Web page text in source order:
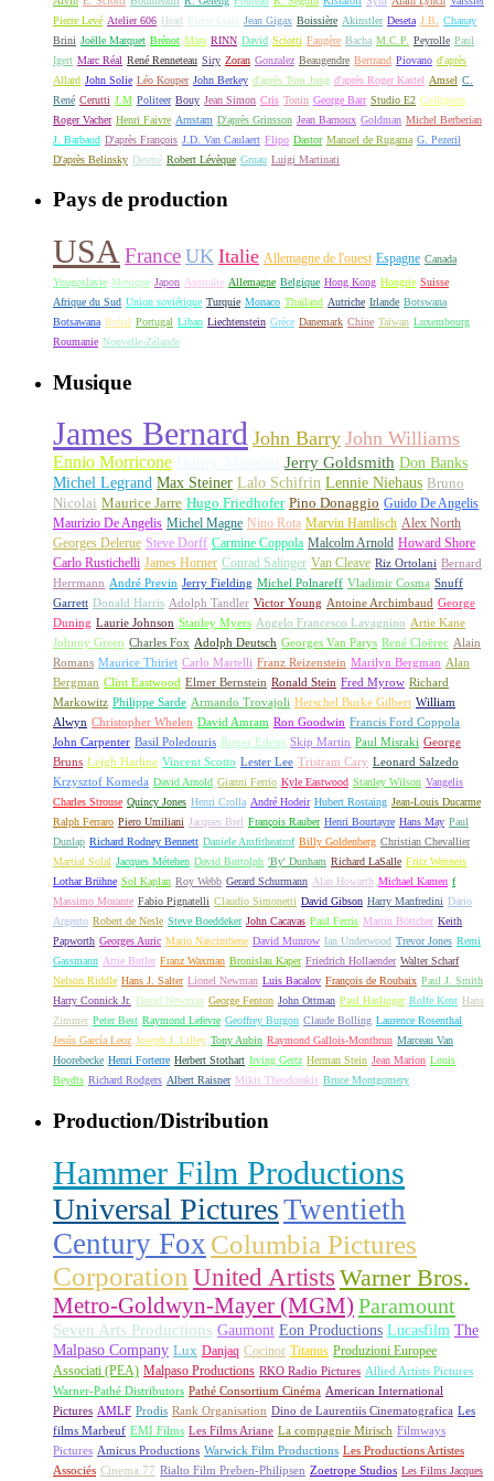
Pierre Levé Atelier 606 Head Pierre Etaix Jean Gigax Boissière Akinstler Deseta J.B.
Chanay
Brini Joëlle Marquet Brénot Mara RINN David Sciotti Faugère Bacha M.C.P. Peyrolle Paul
Igert Marc Réal René Renneteau Siry Zoran Gonzalez Beaugendre Bertrand Piovano d'après
Allard John Solie Léo Kouper John Berkey d'après Tom Jung d'après Roger Kastel Amsel C.
René Cerutti J.M Politeer Bouy Jean Simon Cris Tonin George Barr Studio E2 Collignon
Roger Vacher Henri Faivre Arnstam D'après Grinsson Jean Barnoux Goldman Michel Berberian
J. Barbaud D'après François J.D. Van Caulaert Flipo Dastor Manuel de Rugama G. Pezeril
D'après Belinsky Desmé Robert Lévèque Gruau Luigi Martinati
Pays de production
USA France UK Italie Allemagne de l'ouest Espagne Canada
Yougoslavie Mexique Japon Australie Allemagne Belgique Hong Kong Hongrie Suisse
Afrique du Sud Union soviétique Turquie Monaco Thaïland Autriche Irlande Botswana
Botsawana Brésil Portugal Liban Liechtenstein Grèce Danemark Chine Taïwan Luxembourg
Roumanie Nouvelle-Zélande
Musique
James Bernard John Barry John Williams
Ennio Morricone Jerry Goldsmith Don Banks
Michel Legrand Max Steiner Lalo Schifrin Lennie Niehaus Bruno
Nicolai Maurice Jarre Hugo Friedhofer Pino Donaggio Guido De Angelis
Maurizio De Angelis Michel Magne Nino Rota Marvin Hamlisch Alex North
Georges Delerue Steve Dorff Carmine Coppola Malcolm Arnold Howard Shore
Carlo Rustichelli James Horner Conrad Salinger Van Cleave Riz Ortolani Bernard
Herrmann André Previn Jerry Fielding Michel Polnareff Vladimir Cosma Snuff
Garrett Donald Harris Adolph Tandler Victor Young Antoine Archimbaud George
Duning Laurie Johnson Stanley Myers Angelo Francesco Lavagnino Artie Kane
Johnny Green Charles Fox Adolph Deutsch Georges Van Parys René Cloërec Alain
Romans Maurice Thiriet Carlo Martelli Franz Reizenstein Marilyn Bergman Alan
Bergman Clint Eastwood Elmer Bernstein Ronald Stein Fred Myrow Richard
Markowitz Philippe Sarde Armando Trovajoli Herschel Burke Gilbert William
Alwyn Christopher Whelen David Amram Ron Goodwin Francis Ford Coppola
John Carpenter Basil Poledouris Roger Edens Skip Martin Paul Misraki George
Bruns Leigh Harline Vincent Scotto Lester Lee Tristram Cary Leonard Salzedo
Krzysztof Komeda David Arnold Gianni Ferrio Kyle Eastwood Stanley Wilson Vangelis
Charles Strouse Quincy Jones Henri Crolla André Hodeir Hubert Rostaing Jean-Louis Ducarme
Ralph Ferraro Piero Umiliani Jacques Brel François Rauber Henri Bourtayre Hans May Paul
Dunlap Richard Rodney Bennett Daniele Amfitheatrof Billy Goldenberg Christian Chevallier
Martial Solal Jacques Métehen David Buttolph 'By' Dunham Richard LaSalle Fritz Wenneis
Lothar Brühne Sol Kaplan Roy Webb Gerard Schurmann Alan Howarth Michael Kamen f
Massimo Morante Fabio Pignatelli Claudio Simonetti David Gibson Harry Manfredini Dario
Argento Robert de Nesle Steve Boeddeker John Cacavas Paul Ferris Martin Böttcher Keith
Papworth Georges Auric Mario Nascimbene David Munrow Ian Underwood Trevor Jones Remi
Gassmann Artie Butler Franz Waxman Bronislau Kaper Friedrich Hollaender Walter Scharf
Nelson Riddle Hans J. Salter Lionel Newman Luis Bacalov François de Roubaix Paul J. Smith
Harry Connick Jr.
David Newman George Fenton John Ottman Paul Haslinger Rolfe Kent Hans
Zimmer Peter Best Raymond Lefevre Geoffrey Burgon Claude Bolling Laurence Rosenthal
Jesús García Leoz Joseph J. Lilley Tony Aubin Raymond Gallois-Montbrun Marceau Van
Hoorebecke Henri Forterre Herbert Stothart Irving Gertz Herman Stein Jean Marion Louis
Beydts Richard Rodgers Albert Raisner Mikis Theodorakis Bruce Montgomery
Production/Distribution
Hammer Film Productions
Universal PicturesTwentieth
Century Fox Columbia Pictures
Corporation United Artists Warner Bros.
Metro-Goldwyn-Mayer (MGM) Paramount
Seven Arts Productions Gaumont Eon Productions Lucasfilm The
Malpaso Company Lux Danjaq Cocinor Titanus Produzioni Europee
Associati (PEA) Malpaso Productions RKO Radio Pictures Allied Artists Pictures
Warner-Pathé Distributors Pathé Consortium Cinéma American International
Pictures AMLF Prodis Rank Organisation Dino de Laurentiis Cinematografica Les
films Marbeuf EMI Films Les Films Ariane La compagnie Mirisch Filmways
Pictures Amicus Productions Warwick Film Productions Les Productions Artistes
Associés Cinema 77 Rialto Film Preben-Philipsen Zoetrope Studios Les Films Jacques